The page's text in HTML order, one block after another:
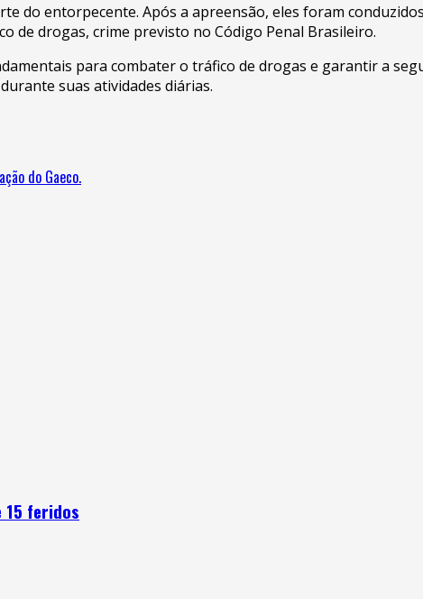
entorpecente. Após a apreensão, eles foram
de drogas, crime previsto no Código Penal Brasileiro.
para combater o tráfico de drogas e garantir a
suas atividades diárias.
do Gaeco.
15 feridos